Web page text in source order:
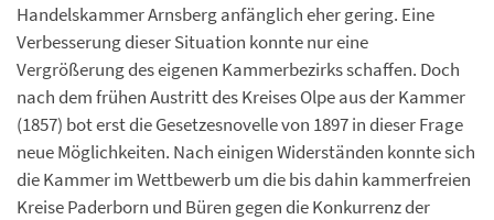
Handelskammer Arnsberg anfänglich eher gering. Eine
Verbesserung dieser Situation konnte nur eine
Vergrößerung des eigenen Kammerbezirks schaffen. Doch
nach dem frühen Austritt des Kreises Olpe aus der Kammer
(1857) bot erst die Gesetzesnovelle von 1897 in dieser Frage
neue Möglichkeiten. Nach einigen Widerständen konnte sich
die Kammer im Wettbewerb um die bis dahin kammerfreien
Kreise Paderborn und Büren gegen die Konkurrenz der